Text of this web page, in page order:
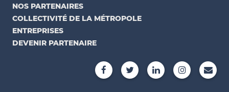
NOS PARTENAIRES
COLLECTIVITÉ DE LA MÉTROPOLE
ENTREPRISES
DEVENIR PARTENAIRE